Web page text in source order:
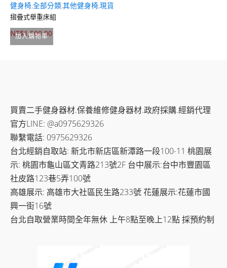
加入購物車
健身椅,全部分類,其他健身椅,現貨
摺疊式舉重床組
NT$1,500.00
買賣二手健身器材.保養維修健身器材.政府採購.經銷代理
官方LINE: @a0975629326
聯繫電話: 0975629326
台北經銷自取站: 新北市新店區新潭路一段100-11 桃園展
示: 桃園市龜山區文青路213號2F 台中展示:台中市豐園區
社皮路123巷5弄100號
高雄展示: 高雄市大社區民生路233號 花蓮展示:花蓮市國
興一街16號
台北自取營業時間全年無休 上午8點至晚上12點 採預約制